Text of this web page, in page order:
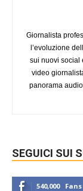
Giornalista
l’evoluzione
sui nuovi social
video
panorama
SEGUICI SUI
540,000 Fans